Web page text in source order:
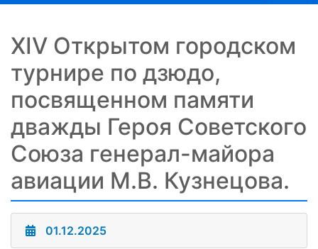
XIV Открытом городском
турнире по дзюдо,
посвященном памяти
дважды Героя Советского
Союза генерал-майора
авиации М.В. Кузнецова.
01.12.2025